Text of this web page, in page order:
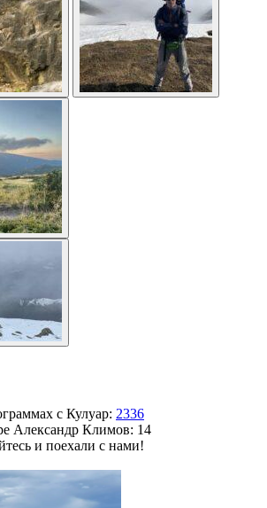
с Кулуар: 2336
Александр Климов: 14
и поехали с нами!